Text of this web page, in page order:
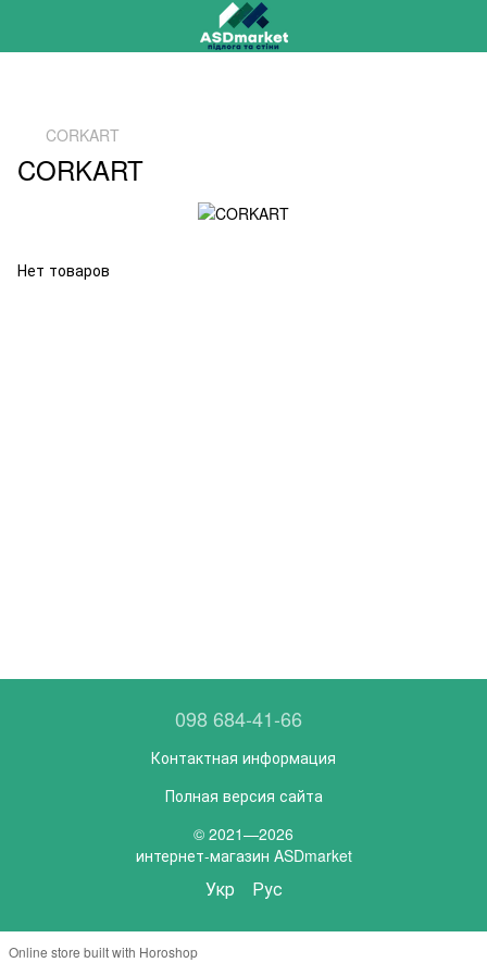
CORKART
CORKART
Нет товаров
098 684-41-66
Контактная информация
Полная версия сайта
© 2021—2026
интернет-магазин ASDmarket
Укр Рус
Online store built with Horoshop